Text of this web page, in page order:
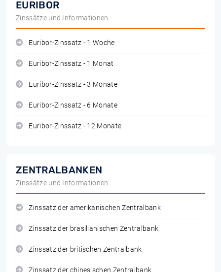
EURIBOR
Zinssätze und Informationen
Euribor-Zinssatz - 1 Woche
Euribor-Zinssatz - 1 Monat
Euribor-Zinssatz - 3 Monate
Euribor-Zinssatz - 6 Monate
Euribor-Zinssatz - 12 Monate
ZENTRALBANKEN
Zinssätze und Informationen
Zinssatz der amerikanischen Zentralbank
Zinssatz der brasilianischen Zentralbank
Zinssatz der britischen Zentralbank
Zinssatz der chinesischen Zentralbank